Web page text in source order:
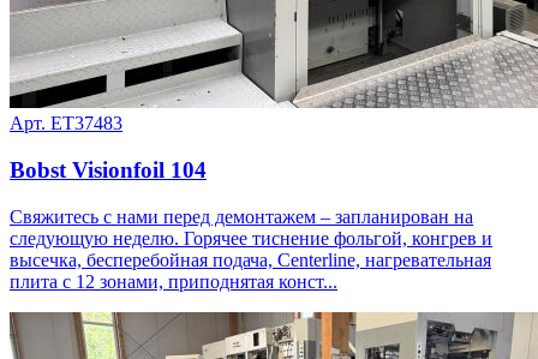
Арт. ET37483
Bobst Visionfoil 104
Свяжитесь с нами перед демонтажем – запланирован на
следующую неделю. Горячее тиснение фольгой, конгрев и
высечка, бесперебойная подача, Centerline, нагревательная
плита с 12 зонами, приподнятая конст...